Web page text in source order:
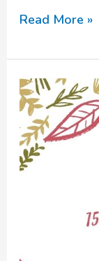
Születésnapi
Read More »